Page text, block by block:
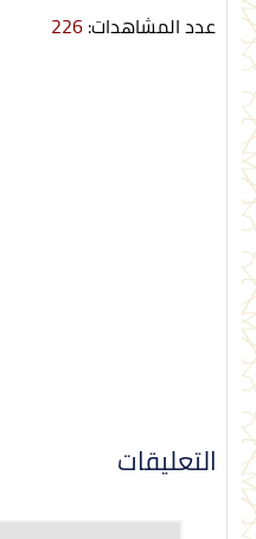
عدد المشاهدات:226
التعليقات